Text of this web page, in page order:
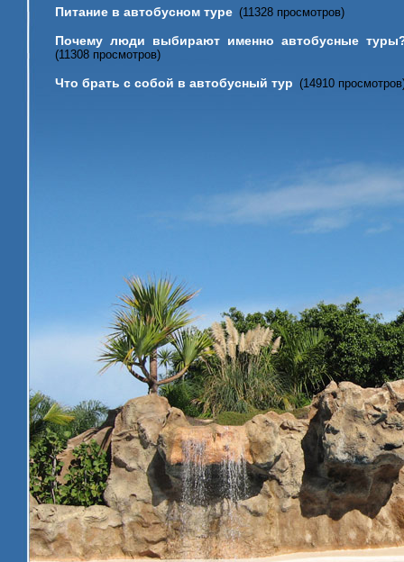
Питание в автобусном туре (11328 просмотров)
Почему люди выбирают именно автобусные
(11308 просмотров)
Что брать с собой в автобусный тур (14910